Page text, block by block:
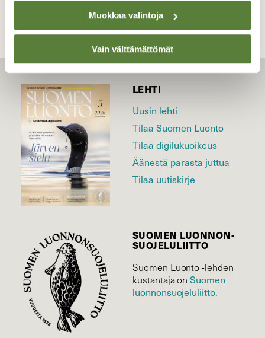
Muokkaa valintoja
Vain välttämättömät
LEHTI
Uusin lehti
Tilaa Suomen Luonto
Tilaa digilukuoikeus
Äänestä parasta juttua
Tilaa uutiskirje
SUOMEN LUONNON­
SUOJELU­LIITTO
Suomen Luonto -lehden
kustantaja onSuomen
luonnonsuojelu­liitto.